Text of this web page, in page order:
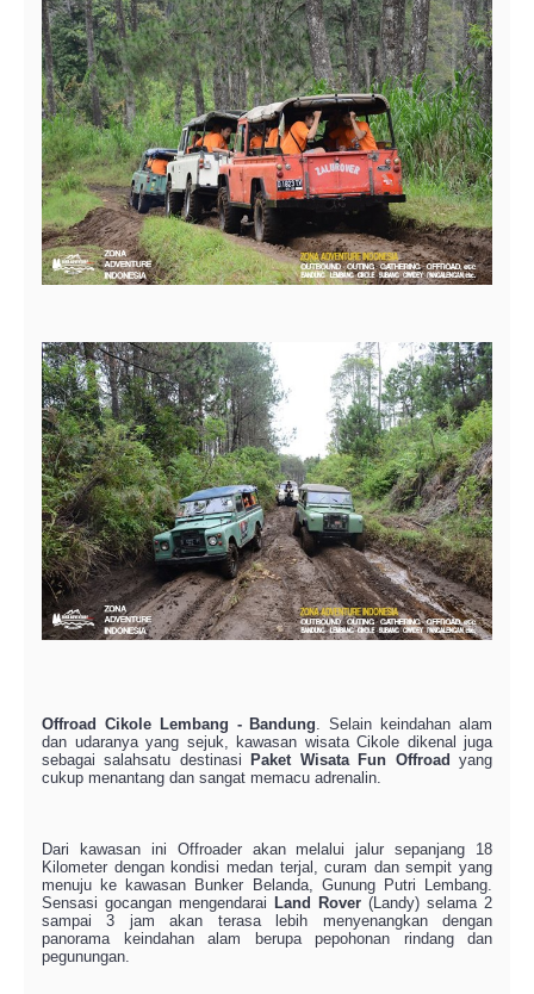
Offroad Cikole Lembang - Bandung. Selain keindahan alam
dan udaranya yang sejuk, kawasan wisata Cikole dikenal juga
sebagai salahsatu destinasi
Paket Wisata Fun Offroad yang
cukup menantang dan sangat memacu adrenalin.
Dari kawasan ini Offroader akan melalui jalur sepanjang 18
Kilometer dengan kondisi medan terjal, curam dan sempit yang
menuju ke kawasan Bunker Belanda, Gunung Putri Lembang.
Sensasi gocangan mengendarai Land Rover (Landy) selama 2
sampai 3 jam akan terasa lebih menyenangkan dengan
panorama keindahan alam berupa pepohonan rindang dan
pegunungan.